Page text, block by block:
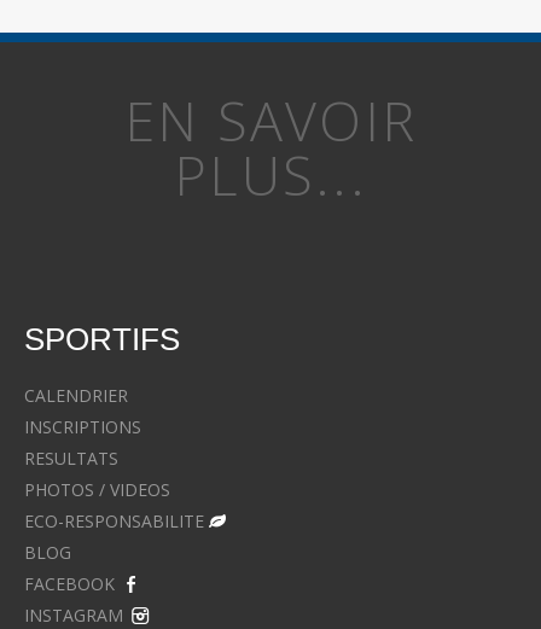
EN SAVOIR
PLUS...
SPORTIFS
CALENDRIER
INSCRIPTIONS
RESULTATS
PHOTOS / VIDEOS
ECO-RESPONSABILITE
BLOG
FACEBOOK
INSTAGRAM